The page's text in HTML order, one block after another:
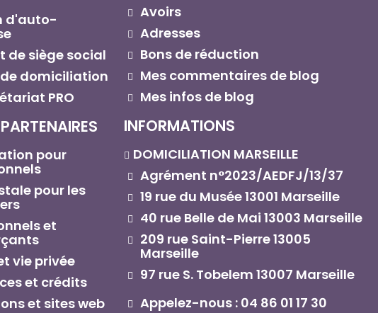
d'auto-
de siège social
domiciliation
PRO
pour
pour les
et
vie privée
et crédits
et sites web
Avoirs
Adresses
Bons de réduction
Mes commentaires de blog
Mes infos de blog
INFORMATIONS
DOMICILIATION MARSEILLE
Agrément n°2023/AEDFJ/13/37
19 rue du Musée 13001 Marseille
40 rue Belle de Mai 13003 Marseille
209 rue Saint-Pierre 13005
Marseille
97 rue S. Tobelem 13007 Marseille
Appelez-nous : 04 86 01 17 30